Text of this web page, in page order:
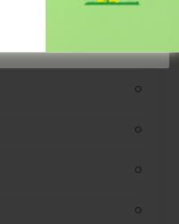
0
0
0
0
0
vertellen hebben. Geen spam, beloofd.